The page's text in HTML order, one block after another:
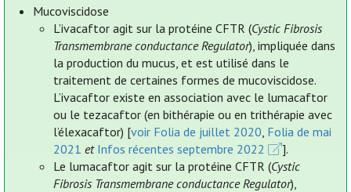
Mucoviscidose
L’ivacaftor agit sur la protéine CFTR (Cystic Fibrosis
Transmembrane conductance Regulator), impliquée dans
la production du mucus, et est utilisé dans le
traitement de certaines formes de mucoviscidose.
L’ivacaftor existe en association avec le lumacaftor
ou le tezacaftor (en bithérapie ou en trithérapie avec
l’élexacaftor) [voir Folia de juillet 2020, Folia de mai
2021 et Infos récentes septembre 2022
].
Le lumacaftor agit sur la protéine CFTR (Cystic
Fibrosis Transmembrane conductance Regulator),